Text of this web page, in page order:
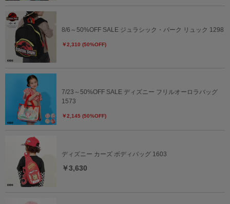
8/6～50%OFF SALE ジュラシック・パーク リュック 1298
￥2,310 (50%OFF)
7/23～50%OFF SALE ディズニー フリルオーロラバッグ
1573
￥2,145 (50%OFF)
ディズニー カーズ ボディバッグ 1603
￥3,630